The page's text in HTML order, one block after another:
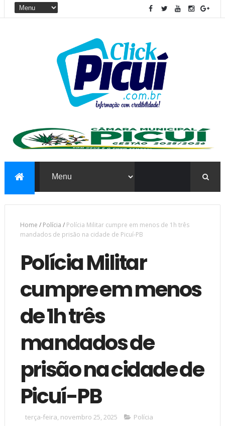
Home / Polícia / Polícia Militar cumpre em menos de 1h três
mandados de prisão na cidade de Picuí-PB
Polícia Militar
cumpre em menos
de 1h três
mandados de
prisão na cidade de
Picuí-PB
terça-feira, novembro 25, 2025 Polícia